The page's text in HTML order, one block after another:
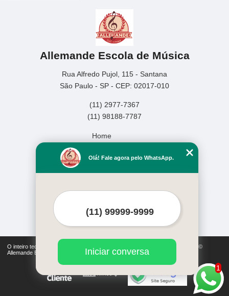
Allemande Escola de Música
Rua Alfredo Pujol, 115 - Santana
São Paulo - SP - CEP: 02017-010
(11) 2977-7367
(11) 98188-7787
Home
Missão
O inteiro teor deste site está sujeito à proteção de direitos autorais. Copyright©
Allemande Escola de Música (Lei 9610 de 19/02/1998)
1
Olá! Fale agora pelo WhatsApp.
Iniciar conversa